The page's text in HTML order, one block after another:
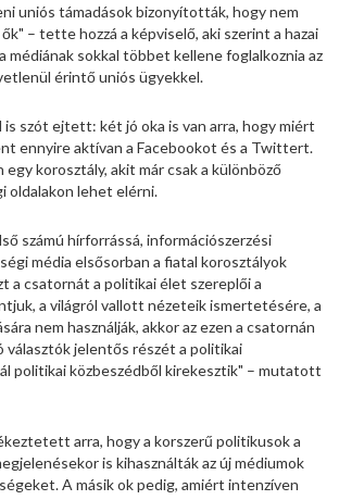
uniós támadások bizonyították, hogy nem
– tette hozzá a képviselő, aki szerint a hazai
médiának sokkal többet kellene foglalkoznia az
érintő uniós ügyekkel.
is szót ejtett: két jó oka is van arra, hogy miért
ennyire aktívan a Facebookot és a Twittert.
egy korosztály, akit már csak a különböző
oldalakon lehet elérni.
számú hírforrássá, információszerzési
média elsősorban a fiatal korosztályok
a csatornát a politikai élet szereplői a
a világról vallott nézeteik ismertetésére, a
nem használják, akkor az ezen a csatornán
választók jelentős részét a politikai
politikai közbeszédből kirekesztik" – mutatott
arra, hogy a korszerű politikusok a
is kihasználták az új médiumok
A másik ok pedig, amiért intenzíven